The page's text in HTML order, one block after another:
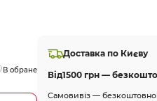
В обране
Доставка по Києву
Від1500 грн —
Самовивіз — безкоштовно!